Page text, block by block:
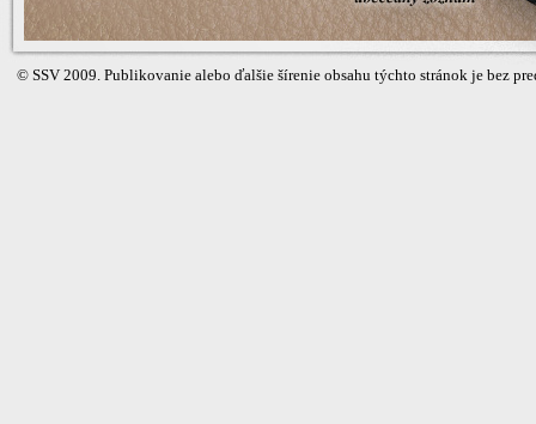
© SSV 2009. Publikovanie alebo ďalšie šírenie obsahu týchto stránok je bez